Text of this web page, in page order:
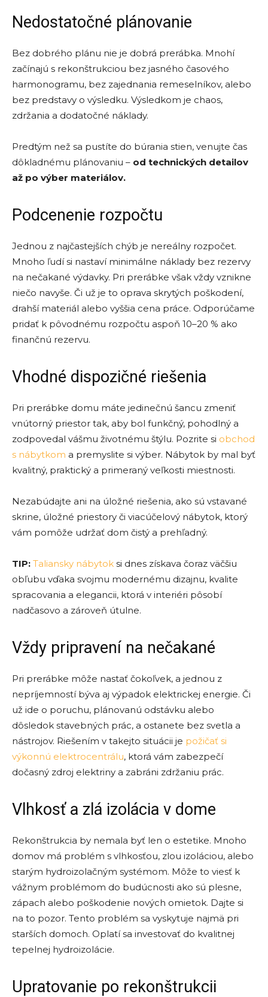
Nedostatočné plánovanie
Bez dobrého plánu nie je dobrá prerábka. Mnohí
začínajú s rekonštrukciou bez jasného časového
harmonogramu, bez zajednania remeselníkov, alebo
bez predstavy o výsledku. Výsledkom je chaos,
zdržania a dodatočné náklady.
Predtým než sa pustíte do búrania stien, venujte čas
dôkladnému plánovaniu – od technických detailov
až po výber materiálov.
Podcenenie rozpočtu
Jednou z najčastejších chýb je nereálny rozpočet.
Mnoho ľudí si nastaví minimálne náklady bez rezervy
na nečakané výdavky. Pri prerábke však vždy vznikne
niečo navyše. Či už je to oprava skrytých poškodení,
drahší materiál alebo vyššia cena práce. Odporúčame
pridať k pôvodnému rozpočtu aspoň 10–20 % ako
finančnú rezervu.
Vhodné dispozičné riešenia
Pri prerábke domu máte jedinečnú šancu zmeniť
vnútorný priestor tak, aby bol funkčný, pohodlný a
zodpovedal vášmu životnému štýlu. Pozrite si obchod
s nábytkom a premyslite si výber. Nábytok by mal byť
kvalitný, praktický a primeraný veľkosti miestnosti.
Nezabúdajte ani na úložné riešenia, ako sú vstavané
skrine, úložné priestory či viacúčelový nábytok, ktorý
vám pomôže udržať dom čistý a prehľadný.
TIP: Taliansky nábytok si dnes získava čoraz väčšiu
obľubu vďaka svojmu modernému dizajnu, kvalite
spracovania a elegancii, ktorá v interiéri pôsobí
nadčasovo a zároveň útulne.
Vždy pripravení na nečakané
Pri prerábke môže nastať čokoľvek, a jednou z
nepríjemností býva aj výpadok elektrickej energie. Či
už ide o poruchu, plánovanú odstávku alebo
dôsledok stavebných prác, a ostanete bez svetla a
nástrojov. Riešením v takejto situácii je požičať si
výkonnú elektrocentrálu, ktorá vám zabezpečí
dočasný zdroj elektriny a zabráni zdržaniu prác.
Vlhkosť a zlá izolácia v dome
Rekonštrukcia by nemala byť len o estetike. Mnoho
domov má problém s vlhkosťou, zlou izoláciou, alebo
starým hydroizolačným systémom. Môže to viesť k
vážnym problémom do budúcnosti ako sú plesne,
zápach alebo poškodenie nových omietok. Dajte si
na to pozor. Tento problém sa vyskytuje najmä pri
starších domoch. Oplatí sa investovať do kvalitnej
tepelnej hydroizolácie.
Upratovanie po rekonštrukcii